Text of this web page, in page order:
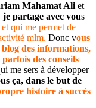
Mahamat Ali et
je partage avec vous
qui me permet de
mlm. Donc vous
des informations,
des conseils
me sers à développer
ça, dans le but de
histoire à succès